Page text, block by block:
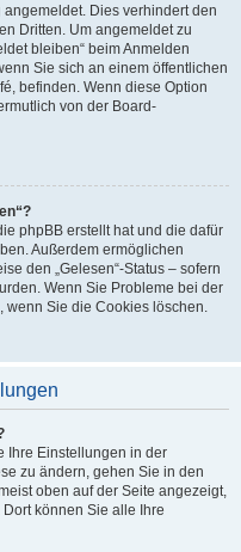
Dies verhindert den
Dritten. Um angemeldet zu
bleiben“ beim Anmelden
Sie sich an einem öffentlichen
befinden. Wenn diese Option
von der Board-
phpBB erstellt hat und die dafür
Außerdem ermöglichen
den „Gelesen“-Status – sofern
Wenn Sie Probleme bei der
wenn Sie die Cookies löschen.
Ihre Einstellungen in der
zu ändern, gehen Sie in den
oben auf der Seite angezeigt,
können Sie alle Ihre